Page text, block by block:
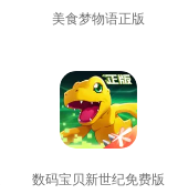
美食梦物语正版
数码宝贝新世纪免费版